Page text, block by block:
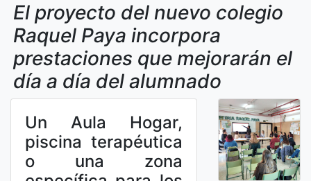
El proyecto del nuevo colegio
Raquel Paya incorpora
prestaciones que mejorarán el
día a día del alumnado
Un Aula Hogar,
piscina terapéutica
o una zona